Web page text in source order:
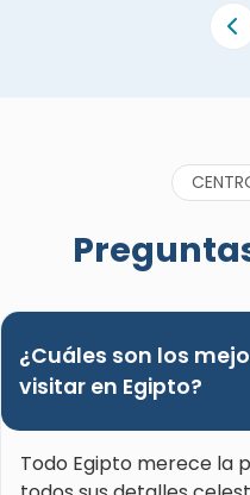
¿Cuáles son los
visitar en Egipto?
Todo Egipto merece la